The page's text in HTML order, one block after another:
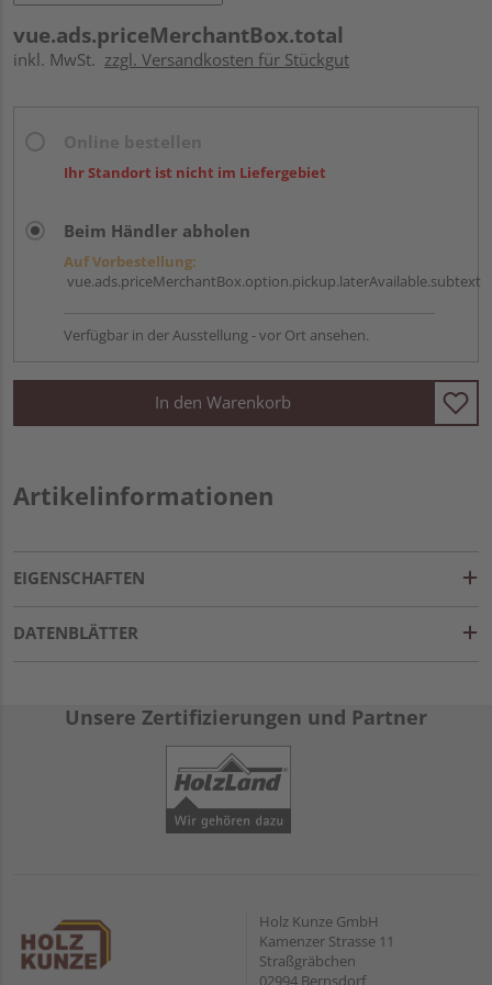
vue.ads.priceMerchantBox.total
inkl. MwSt. zzgl. Versandkosten für Stückgut
Ihr Standort ist nicht im Liefergebiet
Beim Händler abholen
Auf Vorbestellung:
vue.ads.priceMerchantBox.option.pickup.laterAvailable.subtext
Verfügbar in der Ausstellung - vor Ort ansehen.
In den Warenkorb
Artikelinformationen
EIGENSCHAFTEN
DATENBLÄTTER
Unsere Zertifizierungen und Partner
Holz Kunze GmbH
Kamenzer Strasse 11
Straßgräbchen
02994 Bernsdorf